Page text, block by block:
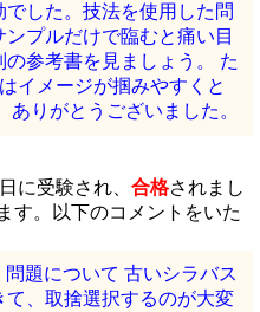
した。技法を使用した問
プルだけで臨むと痛い目
参考書を見ましょう。 た
イメージが掴みやすくと
りがとうございました。
に受験され、 合格されまし
す。以下のコメントをいた
題について 古いシラバス
、取捨選択するのが大変